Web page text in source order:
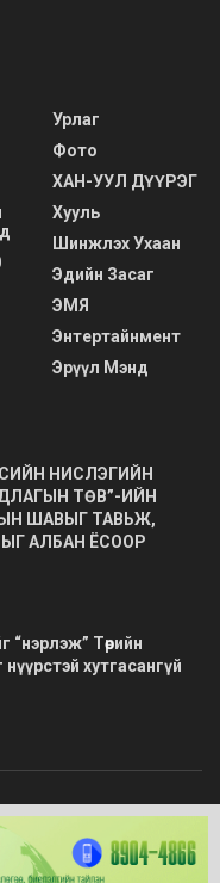
Урлаг
Фото
ХАН-УУЛ ДҮҮРЭГ
Хууль
Шинжлэх Ухаан
Эдийн Засаг
ЭМЯ
Энтертайнмент
Эрүүл Мэнд
НИСЛЭГИЙН
ТӨВ”-ИЙН
ШАВЫГ ТАВЬЖ,
АЛБАН ЁСООР
“нэрлэж” Төрийн
хутгасангүй
хамгаалагдсан. Загварыг